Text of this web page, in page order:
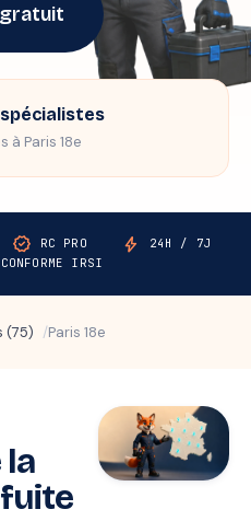
à Paris 18e
verified RC PRO bolt 24H / 7J
IRSI
(75) Paris 18e